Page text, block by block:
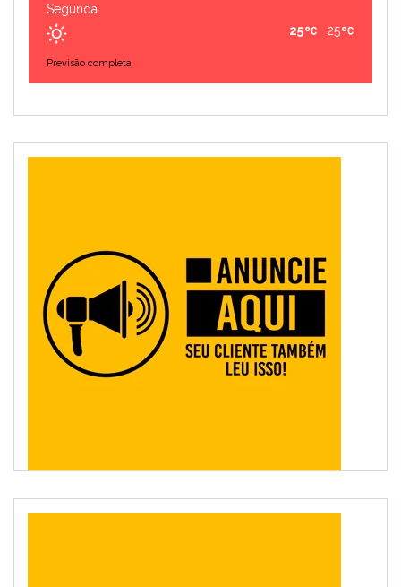
Segunda
25
25
Previsão completa